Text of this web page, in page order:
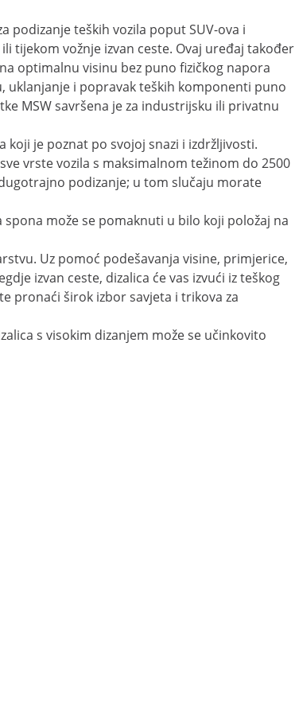
podizanje teških vozila poput SUV-ova i
tijekom vožnje izvan ceste. Ovaj uređaj također
optimalnu visinu bez puno fizičkog napora
i popravak teških komponenti puno
MSW savršena je za industrijsku ili privatnu
koji je poznat po svojoj snazi i izdržljivosti.
vrste vozila s maksimalnom težinom do 2500
podizanje; u tom slučaju morate
spona može se pomaknuti u bilo koji položaj na
Uz pomoć podešavanja visine, primjerice,
izvan ceste, dizalica će vas izvući iz teškog
pronaći širok izbor savjeta i trikova za
s visokim dizanjem može se učinkovito